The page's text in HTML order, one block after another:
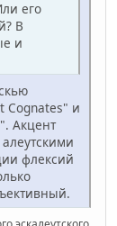
его
В
и
Cognates" и
Акцент
флексий